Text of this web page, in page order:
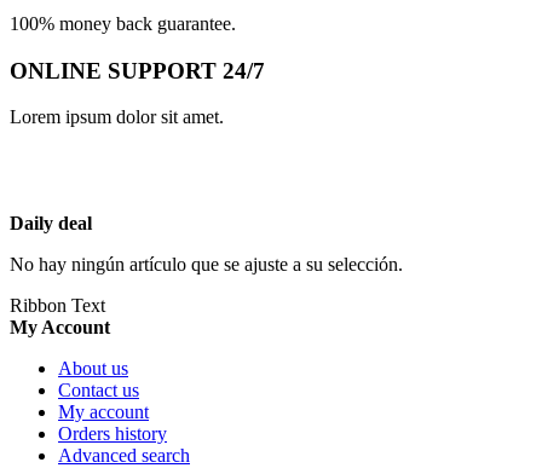
100% money back guarantee.
ONLINE SUPPORT 24/7
Lorem ipsum dolor sit amet.
Daily deal
No hay ningún artículo que se ajuste a su selección.
Ribbon Text
My Account
About us
Contact us
My account
Orders history
Advanced search